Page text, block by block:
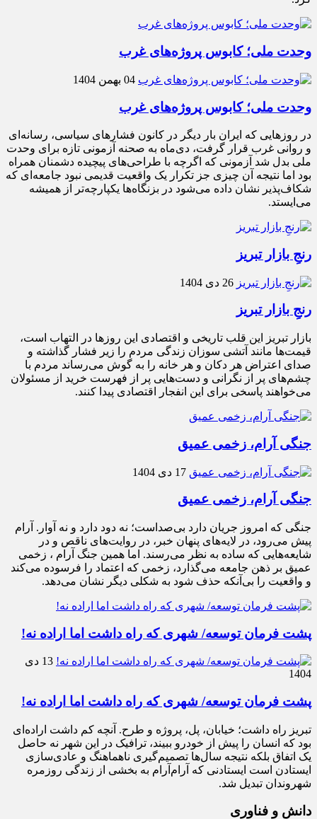
وحدت ملی؛ کابوس پروژه‌های غرب
04 بهمن 1404
وحدت ملی؛ کابوس پروژه‌های غرب
در روزهایی که ایران بار دیگر در کانون فشارهای سیاسی، رسانه‌ای
و روانی غرب قرار گرفت، دی‌ماه به صحنه آزمونی تازه برای وحدت
ملی بدل شد آزمونی که اگرچه با طراحی‌های پیچیده دشمنان همراه
بود اما نتیجه آن چیزی جز تکرار یک واقعیت قدیمی نبود جامعه‌ای که
شکاف‌پذیر نشان داده می‌شود در بزنگاه‌ها یکپارچه‌تر از همیشه
می‌ایستد.
رنجِ بازار تبریز
26 دی 1404
رنجِ بازار تبریز
بازار تبریز این قلب تاریخی و اقتصادی این روزها در التهاب است،
قیمت‌ها مانند آتشی سوزان زندگی مردم را زیر فشار گذاشته و
صدای اعتراض هر دکان و هر خانه را به گوش می‌رساند مردم با
چشم‌های پر از نگرانی و دست‌هایی پر از فهرست خرید از مسئولان
می‌خواهند پاسخی برای این انفجار اقتصادی پیدا کنند.
جنگی آرام، زخمی عمیق
17 دی 1404
جنگی آرام، زخمی عمیق
جنگی که امروز جریان دارد بی‌صداست؛ نه دود دارد و نه آوار. آرام
پیش می‌رود، در لایه‌های پنهان خبر، در روایت‌های ناقص و در
شایعه‌هایی که ساده به نظر می‌رسند. اما همین جنگ آرام ، زخمی
عمیق بر ذهن جامعه می‌گذارد، زخمی که اعتماد را فرسوده می‌کند
و واقعیت را بی‌آنکه حذف شود به شکلی دیگر نشان می‌دهد.
پشت فرمان توسعه/ شهری که راه داشت اما اراده نه!
13 دی
1404
پشت فرمان توسعه/ شهری که راه داشت اما اراده نه!
تبریز راه داشت؛ خیابان، پل، پروژه و طرح. آنچه کم داشت اراده‌ای
بود که انسان را پیش از خودرو ببیند، ترافیک در این شهر نه حاصل
یک اتفاق بلکه نتیجه سال‌ها تصمیم‌گیری ناهماهنگ و عادی‌سازی
ایستادن است ایستادنی که آرام‌آرام به بخشی از زندگی روزمره
شهروندان تبدیل شد.
دانش و فناوری